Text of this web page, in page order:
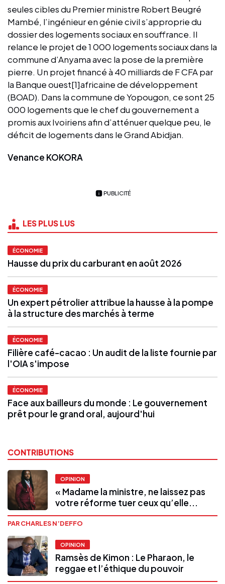
seules cibles du Premier ministre Robert Beugré
Mambé, l’ingénieur en génie civil s’approprie du
dossier des logements sociaux en souffrance. Il
relance le projet de 1 000 logements sociaux dans la
commune d’Anyama avec la pose de la première
pierre. Un projet financé à 40 milliards de F CFA par
la Banque ouest[1]africaine de développement
(BOAD). Dans la commune de Yopougon, ce sont 25
000 logements que le chef du gouvernement a
promis aux Ivoiriens afin d’atténuer quelque peu, le
déficit de logements dans le Grand Abidjan.
Venance KOKORA
PUBLICITÉ
LES PLUS LUS
ÉCONOMIE
Hausse du prix du carburant en août 2026
ÉCONOMIE
Un expert pétrolier attribue la hausse à la pompe
à la structure des marchés à terme
ÉCONOMIE
Filière café-cacao : Un audit de la liste fournie par
l'OIA s'impose
ÉCONOMIE
Face aux bailleurs du monde : Le gouvernement
prêt pour le grand oral, aujourd'hui
CONTRIBUTIONS
OPINION
« Madame la ministre, ne laissez pas
votre réforme tuer ceux qu’elle...
PAR CHARLES N’DEFFO
OPINION
Ramsès de Kimon : Le Pharaon, le
reggae et l’éthique du pouvoir